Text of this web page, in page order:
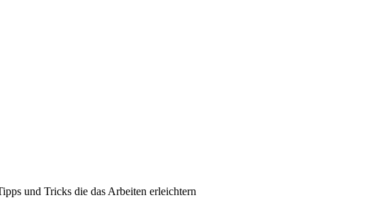
und Tricks die das Arbeiten erleichtern